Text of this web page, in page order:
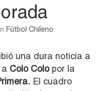
Fútbol Chileno
una dura noticia a
Colo Colopor la
El cuadro